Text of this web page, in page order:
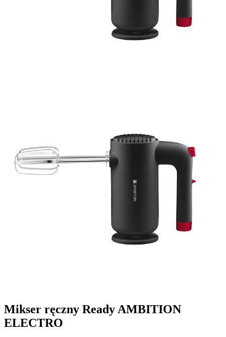
Mikser ręczny Ready AMBITION
ELECTRO